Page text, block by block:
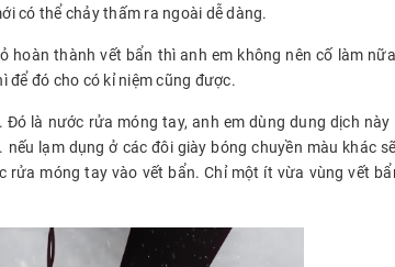
có thể chảy thấm ra ngoài dễ dàng.
hoàn thành vết bẩn thì anh em không nên cố làm
để đó cho có kỉ niệm cũng được.
là nước rửa móng tay, anh em dùng dung dịch này
lạm dụng ở các đôi giày bóng chuyền màu khác
móng tay vào vết bẩn. Chỉ một ít vừa vùng vết